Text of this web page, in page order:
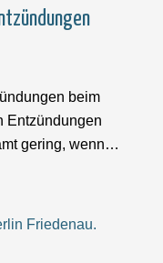
beim
Entzündungen
gering, wenn